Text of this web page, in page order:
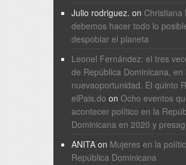
Julio rodriguez. on Christiana
debemos hacer todo lo
despoblar el planeta
Leonel Fernández: el tres
de República Dominicana,
nuevaoportunidad. El quinto
elPais.do on Ocho eventos
acontecer político en la
Dominicana en 2020 y
ANITAon Mujeres en la
República Dominicana